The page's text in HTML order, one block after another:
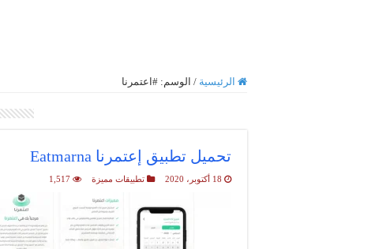
الرئيسية / الوسم: #اعتمرنا
تحميل تطبيق إعتمرنا Eatmarna
18 أكتوبر، 2020 تطبيقات مميزة 1,517